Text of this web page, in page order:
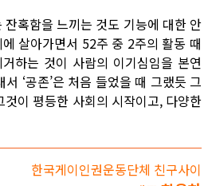
혹함을 느끼는 것도 기능에 대한 안
살아가면서 52주 중 2주의 활동 때
하는 것이 사람의 이기심임을 본연
‘공존’은 처음 들었을 때 그랬듯 그
이 평등한 사회의 시작이고, 다양한
한국게이인권운동단체 친구사이